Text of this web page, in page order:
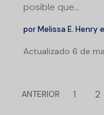
posible que...
porMelissa E. Henry
Actualizado 6 de
ANTERIOR 1 2